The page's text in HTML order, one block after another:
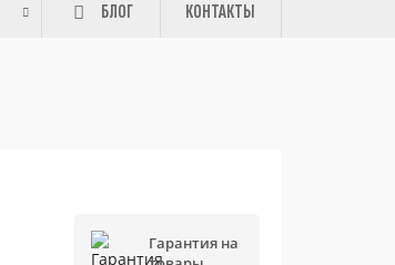
БЛОГ КОНТАКТЫ
Гарантия на